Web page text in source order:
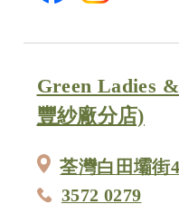
Green Ladies
豐紗廠分店)
荃灣白田壩街
3572 0279